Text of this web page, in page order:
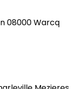
08000 Warcq